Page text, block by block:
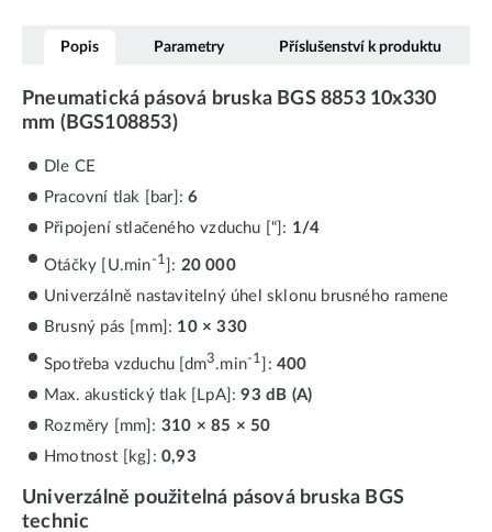
Popis Parametry Příslušenství k produktu
Pneumatická pásová bruska BGS 8853 10x330
mm (BGS108853)
Dle CE
Pracovní tlak [bar]:6
Připojení stlačeného vzduchu [“]: 1/4
Otáčky [U.min-1]: 20 000
Univerzálně nastavitelný úhel sklonu brusného ramene
Brusný pás [mm]: 10 × 330
Spotřeba vzduchu [dm3.min-1]:400
Max. akustický tlak [LpA]:93 dB (A)
Rozměry [mm]: 310 × 85 × 50
Hmotnost [kg]: 0,93
Univerzálně použitelná pásová bruska BGS
technic